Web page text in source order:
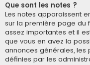
Que sont les notes ?
Les notes apparaissent
sur la première page du
assez importantes et il
que vous en avez la
annonces générales, les
définies par les